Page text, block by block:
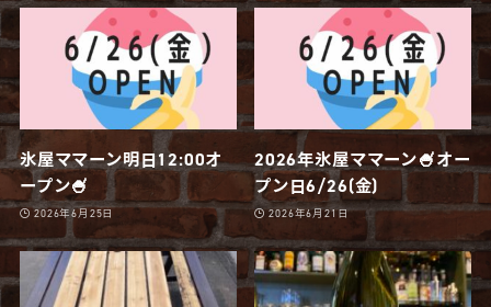
氷屋ママーン明日12:00オ
ープン🍧
2026年6月25日
2026年氷屋ママーン🍧オー
プン日6/26(金)
2026年6月21日